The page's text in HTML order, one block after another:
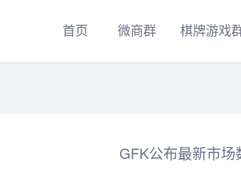
首页 微商群 棋牌游戏
GFK公布最新市